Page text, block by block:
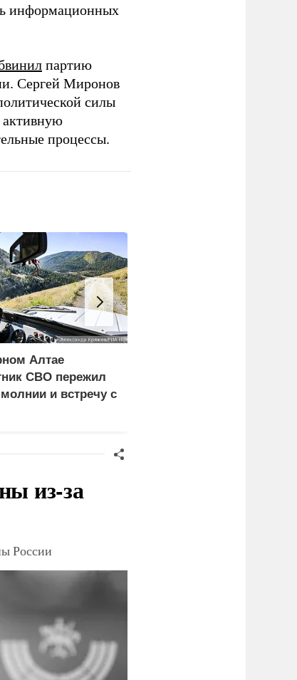
информационных
партию
Сергей Миронов
силы
активную
процессы.
Алтае
СВО пережил
и встречу с
из-за
России